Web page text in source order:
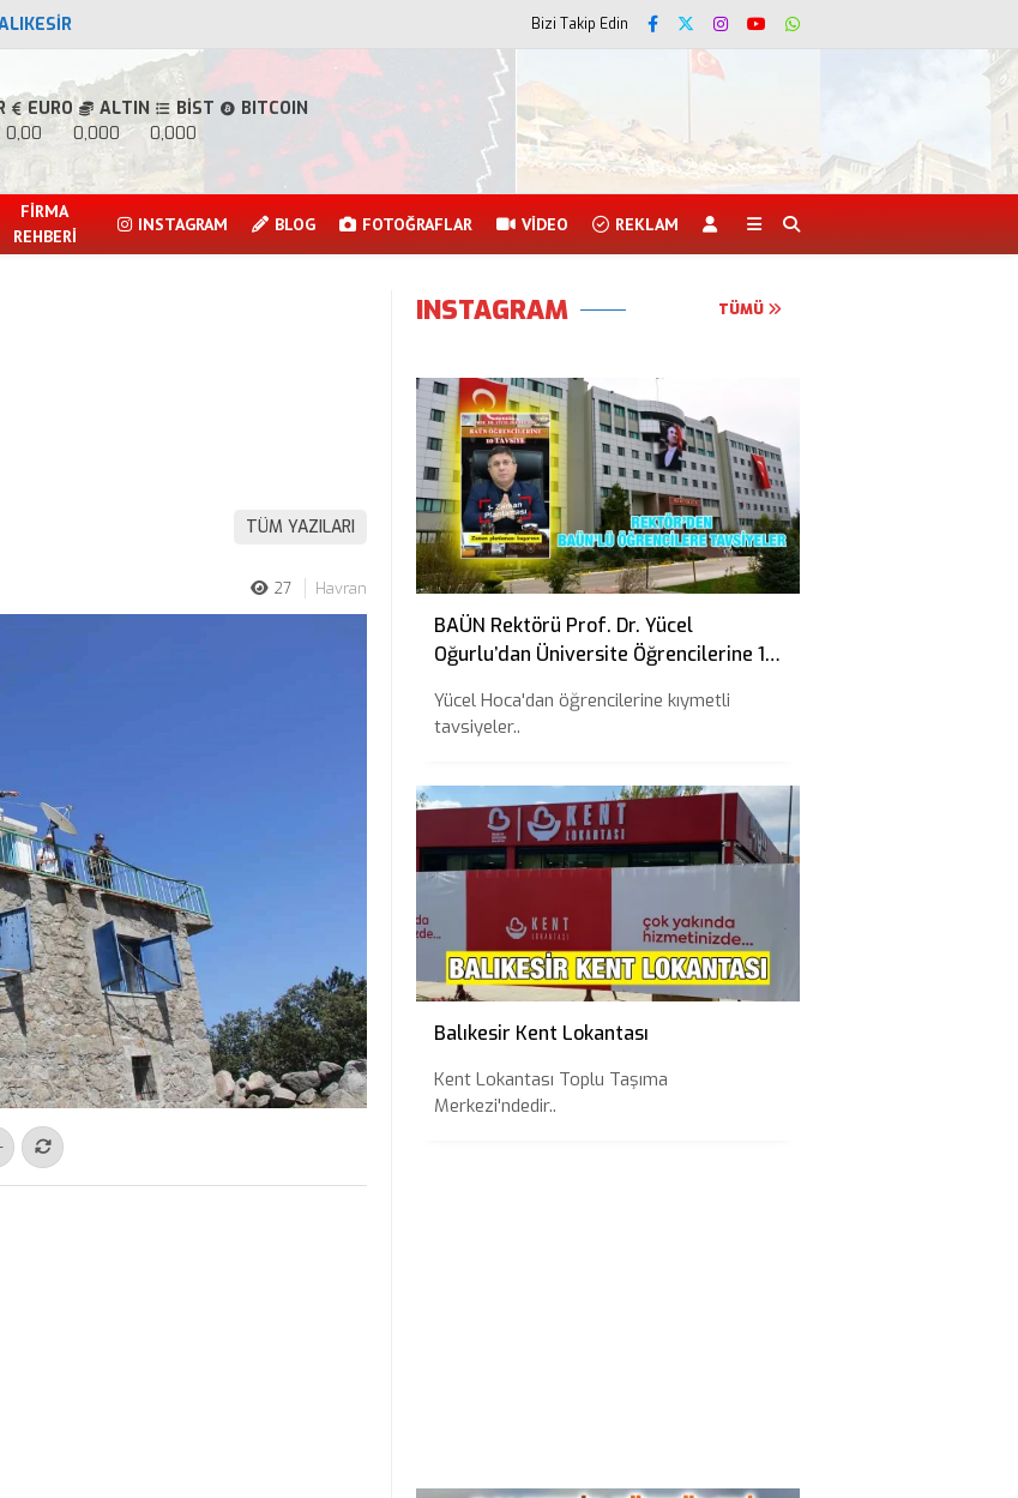
Bizi Takip Edin
EURO
0,00
ALTIN
0,000
BİST
0,000
BITCOIN
FİRMA
REHBERİ
INSTAGRAM BLOG FOTOĞRAFLAR VİDEO REKLAM
TÜM YAZILARI
27 Havran
INSTAGRAM TÜMÜ
BAÜN Rektörü Prof. Dr. Yücel
Oğurlu’dan Üniversite Öğrencilerine 10
Yücel Hoca'dan öğrencilerine kıymetli
tavsiyeler..
Balıkesir Kent Lokantası
Kent Lokantası Toplu Taşıma
Merkezi'ndedir..